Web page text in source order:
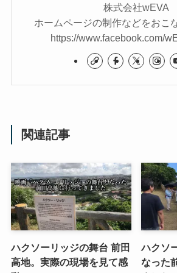
株式会社wEVA
ホームページの制作などをおこ
https://www.facebook.com/
関連記事
ハクソーリッジの舞台 前田
高地。実際の現場を見て感
ハクソ
なった